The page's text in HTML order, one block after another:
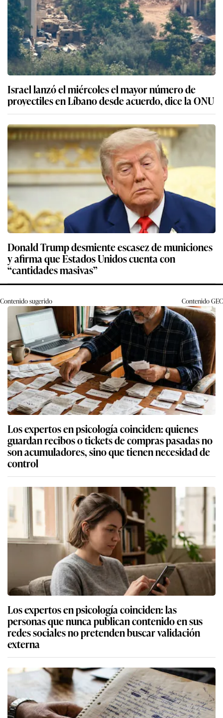
Israel lanzó el miércoles el mayor número de
proyectiles en Líbano desde acuerdo, dice la ONU
Donald Trump desmiente escasez de municiones
y afirma que Estados Unidos cuenta con
“cantidades masivas”
Contenido sugerido ContenidoGEC
Los expertos en psicología coinciden: quienes
guardan recibos o tickets de compras pasadas no
son acumuladores, sino que tienen necesidad de
control
Los expertos en psicología coinciden: las
personas que nunca publican contenido en sus
redes sociales no pretenden buscar validación
externa